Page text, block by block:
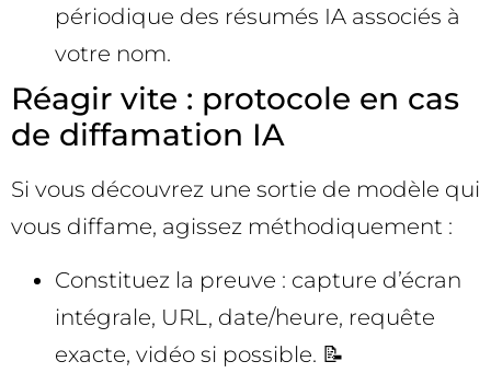
périodique des résumés IA associés à
votre nom.
Réagir vite : protocole en cas
de diffamation IA
Si vous découvrez une sortie de modèle qui
vous diffame, agissez méthodiquement :
Constituez la preuve : capture d’écran
intégrale, URL, date/heure, requête
exacte, vidéo si possible. 📝